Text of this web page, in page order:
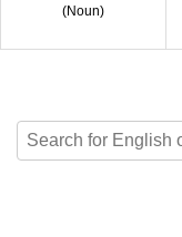
(Noun)